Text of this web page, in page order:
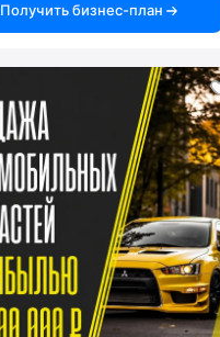
Получить бизнес-план